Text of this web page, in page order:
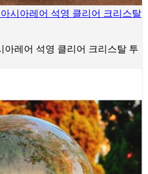
시아레어 석영 클리어 크리스탈
아레어 석영 클리어 크리스탈 투